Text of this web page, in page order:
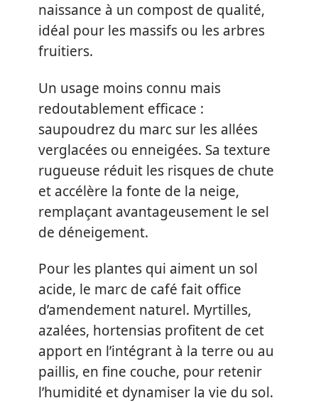
naissance à un compost de qualité,
idéal pour les massifs ou les arbres
fruitiers.
Un usage moins connu mais
redoutablement efficace :
saupoudrez du marc sur les allées
verglacées ou enneigées. Sa texture
rugueuse réduit les risques de chute
et accélère la fonte de la neige,
remplaçant avantageusement le sel
de déneigement.
Pour les plantes qui aiment un sol
acide, le marc de café fait office
d’amendement naturel. Myrtilles,
azalées, hortensias profitent de cet
apport en l’intégrant à la terre ou au
paillis, en fine couche, pour retenir
l’humidité et dynamiser la vie du sol.